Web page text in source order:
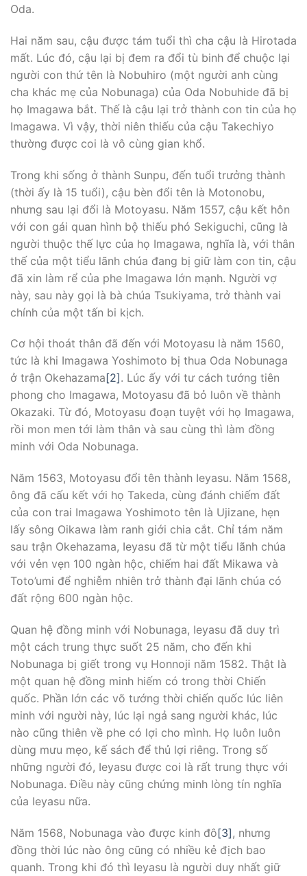
Oda.
Hai năm sau, cậu được tám tuổi thì cha cậu là Hirotada
mất. Lúc đó, cậu lại bị đem ra đổi tù binh để chuộc lại
người con thứ tên là Nobuhiro (một người anh cùng
cha khác mẹ của Nobunaga) của Oda Nobuhide đã bị
họ Imagawa bắt. Thế là cậu lại trở thành con tin của họ
Imagawa. Vì vậy, thời niên thiếu của cậu Takechiyo
thường được coi là vô cùng gian khổ.
Trong khi sống ở thành Sunpu, đến tuổi trưởng thành
(thời ấy là 15 tuổi), cậu bèn đổi tên là Motonobu,
nhưng sau lại đổi là Motoyasu. Năm 1557, cậu kết hôn
với con gái quan hình bộ thiếu phó Sekiguchi, cũng là
người thuộc thế lực của họ Imagawa, nghĩa là, với thân
thế của một tiểu lãnh chúa đang bị giữ làm con tin, cậu
đã xin làm rể của phe Imagawa lớn mạnh. Người vợ
này, sau này gọi là bà chúa Tsukiyama, trở thành vai
chính của một tấn bi kịch.
Cơ hội thoát thân đã đến với Motoyasu là năm 1560,
tức là khi Imagawa Yoshimoto bị thua Oda Nobunaga
ở trận Okehazama[2]. Lúc ấy với tư cách tướng tiên
phong cho Imagawa, Motoyasu đã bỏ luôn về thành
Okazaki. Từ đó, Motoyasu đoạn tuyệt với họ Imagawa,
rồi mon men tới làm thân và sau cùng thì làm đồng
minh với Oda Nobunaga.
Năm 1563, Motoyasu đổi tên thành Ieyasu. Năm 1568,
ông đã cấu kết với họ Takeda, cùng đánh chiếm đất
của con trai Imagawa Yoshimoto tên là Ujizane, hẹn
lấy sông Oikawa làm ranh giới chia cắt. Chỉ tám năm
sau trận Okehazama, Ieyasu đã từ một tiểu lãnh chúa
với vẻn vẹn 100 ngàn hộc, chiếm hai đất Mikawa và
Toto’umi để nghiễm nhiên trở thành đại lãnh chúa có
đất rộng 600 ngàn hộc.
Quan hệ đồng minh với Nobunaga, Ieyasu đã duy trì
một cách trung thực suốt 25 năm, cho đến khi
Nobunaga bị giết trong vụ Honnoji năm 1582. Thật là
một quan hệ đồng minh hiếm có trong thời Chiến
quốc. Phần lớn các võ tướng thời chiến quốc lúc liên
minh với người này, lúc lại ngả sang người khác, lúc
nào cũng thiên về phe có lợi cho mình. Họ luôn luôn
dùng mưu mẹo, kế sách để thủ lợi riêng. Trong số
những người đó, Ieyasu được coi là rất trung thực với
Nobunaga. Ðiều này cũng chứng minh lòng tín nghĩa
của Ieyasu nữa.
Năm 1568, Nobunaga vào được kinh đô[3] , nhưng
đồng thời lúc nào ông cũng có nhiều kẻ địch bao
quanh. Trong khi đó thì Ieyasu là người duy nhất giữ